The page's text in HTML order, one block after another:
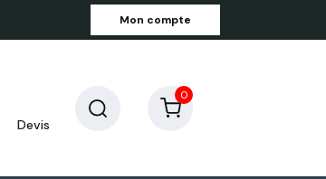
Mon compte
devis
0